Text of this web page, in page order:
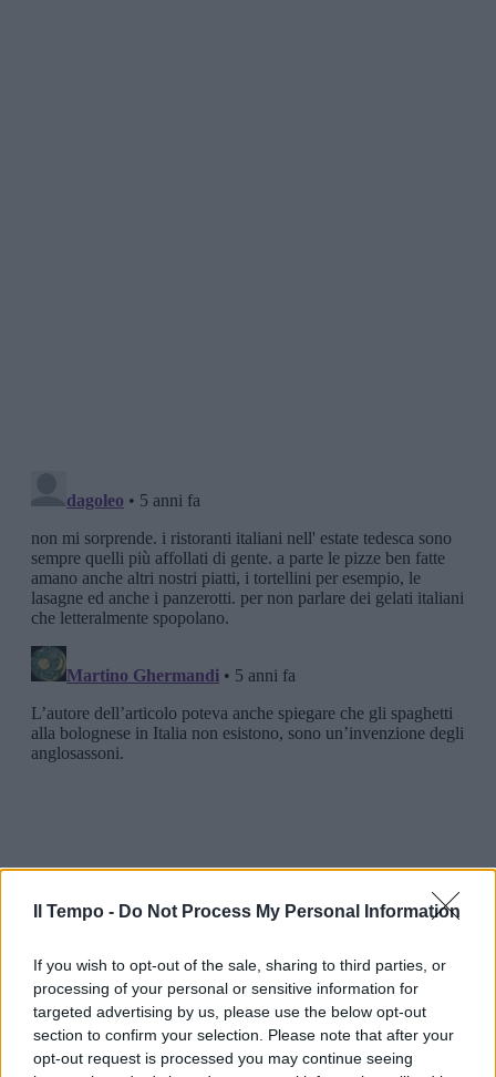
Il Tempo - Do Not Process My Personal Information
If you wish to opt-out of the sale, sharing to third parties, or
processing of your personal or sensitive information for
targeted advertising by us, please use the below opt-out
section to confirm your selection. Please note that after your
opt-out request is processed you may continue seeing